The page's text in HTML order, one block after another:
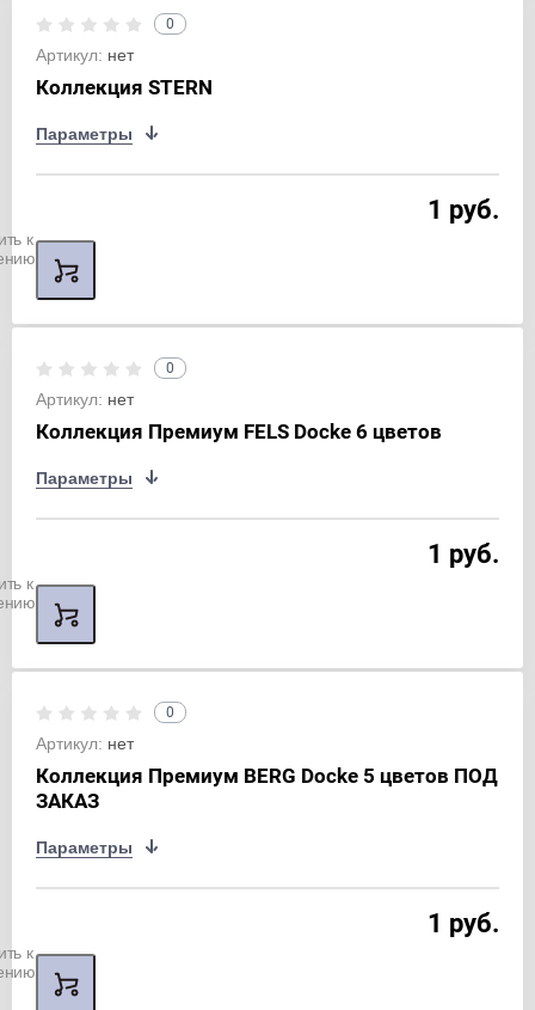
0
Артикул: нет
Коллекция STERN
Параметры
к
1 руб.
0
Артикул: нет
Коллекция Премиум FELS Docke 6 цветов
Параметры
к
1 руб.
0
Артикул: нет
Коллекция Премиум BERG Docke 5 цветов ПОД
ЗАКАЗ
Параметры
к
1 руб.